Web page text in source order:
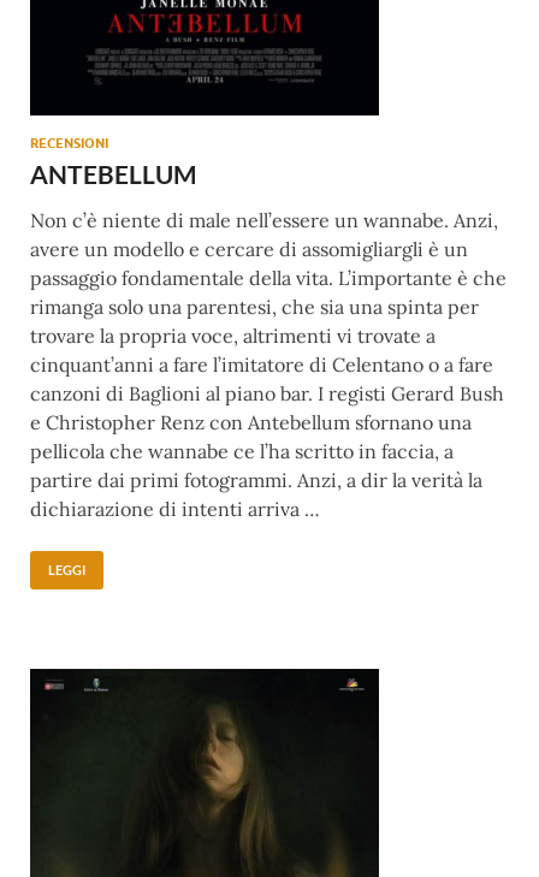
RECENSIONI
ANTEBELLUM
Non c’è niente di male nell’essere un wannabe. Anzi,
avere un modello e cercare di assomigliargli è un
passaggio fondamentale della vita. L’importante è che
rimanga solo una parentesi, che sia una spinta per
trovare la propria voce, altrimenti vi trovate a
cinquant’anni a fare l’imitatore di Celentano o a fare
canzoni di Baglioni al piano bar. I registi Gerard Bush
e Christopher Renz con Antebellum sfornano una
pellicola che wannabe ce l’ha scritto in faccia, a
partire dai primi fotogrammi. Anzi, a dir la verità la
dichiarazione di intenti arriva …
LEGGI